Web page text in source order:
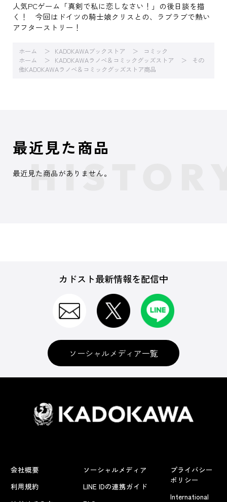
人気PCゲーム「真剣で私に恋しなさい！」の後日談を描
く！ 今回はドイツの騎士娘クリスとの、ラブラブで熱い
アフターストリー！
ホーム KADOKAWAブックストア
コミック
ホーム
KADOKAWAラノベ＆コミックグッズストア
その
他KADOKAWAラノベ＆コミックグッズストア商品
最近見た商品
最近見た商品がありません。
カドスト最新情報を配信中
ソーシャルメディア一覧
会社概要
利用規約
ソーシャルメディア
LINE IDの連携ガイド
プライバシー
ポリシー
International